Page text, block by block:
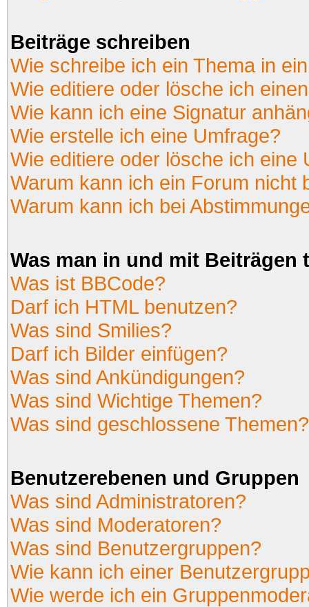
Beiträge schreiben
Wie schreibe ich ein Thema in
Wie editiere oder lösche ich
Wie kann ich eine Signatur
Wie erstelle ich eine Umfrage?
Wie editiere oder lösche ich eine
Warum kann ich ein Forum nicht
Warum kann ich bei
Was man in und mit Beiträgen
Was ist BBCode?
Darf ich HTML benutzen?
Was sind Smilies?
Darf ich Bilder einfügen?
Was sind Ankündigungen?
Was sind Wichtige Themen?
Was sind geschlossene Themen?
Benutzerebenen und Gruppen
Was sind Administratoren?
Was sind Moderatoren?
Was sind Benutzergruppen?
Wie kann ich einer
Wie werde ich ein